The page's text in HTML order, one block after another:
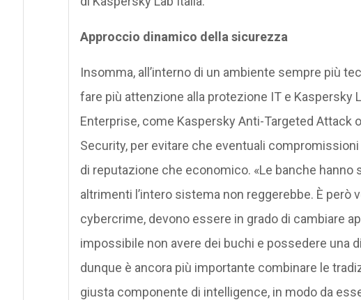
Approccio dinamico della sicurezza
Insomma, all’interno di un ambiente sempre più
fare più attenzione alla protezione IT e Kaspersky
Enterprise, come Kaspersky Anti-Targeted Attack
Security, per evitare che eventuali
di reputazione che economico. «Le banche hanno
altrimenti l’intero sistema non reggerebbe. È
cybercrime, devono essere in grado di cambiare
impossibile non avere dei buchi e possedere una
dunque è ancora più importante combinare le
giusta componente di intelligence, in modo da